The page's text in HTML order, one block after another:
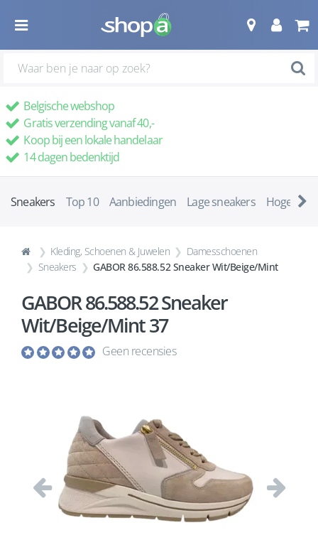
Belgische webshop
Gratis verzending vanaf 40,-
Koop bij een lokale handelaar
14 dagen bedenktijd
Sneakers Top 10 Aanbiedingen Lage sneakers Hoge
Kleding, Schoenen & Juwelen
Damesschoenen
Sneakers
GABOR 86.588.52 Sneaker Wit/Beige/Mint
GABOR 86.588.52 Sneaker
Wit/Beige/Mint 37
Geen recensies
Vorige